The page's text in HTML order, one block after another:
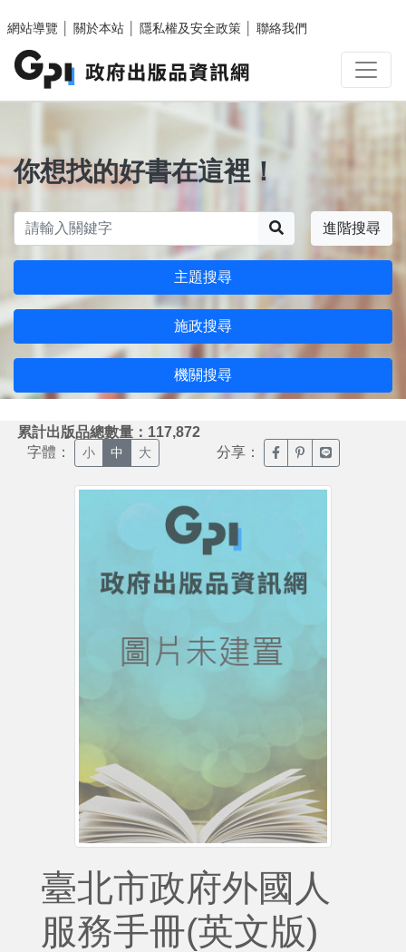
網站導覽
關於本站 隱私權及安全政策 聯絡我們
你想找的好書在這裡！
進階搜尋
主題搜尋
施政搜尋
機關搜尋
累計出版品總數量：117,872
字體： 小 中 大 分享： 臉書分享(另開新視窗)
噗浪分享(另開新
Line分享(另
臺北市政府外國人
服務手冊(英文版)